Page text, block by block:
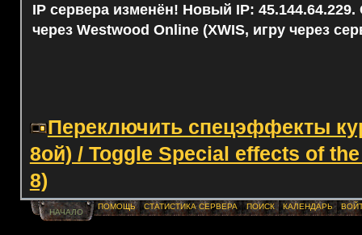
IP сервера изменён! Новый IP: 45.144.64.229.
через Westwood Online (XWIS, игру через
Переключить спецэффекты
8ой) / Toggle Special effects of
8)
НАЧАЛО
ПОМОЩЬ СТАТИСТИКА СЕРВЕРА ПОИСК КАЛЕНДАРЬ